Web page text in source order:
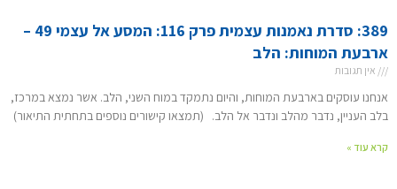
389: סדרת נאמנות עצמית פרק 116: המסע אל עצמי 49 –
ארבעת המוחות: הלב
אין תגובות
אנחנו עוסקים בארבעת המוחות, והיום נתמקד במוח השני, הלב. אשר נמצא במרכז,
בלב העניין, נדבר מהלב ונדבר אל הלב. (תמצאו קישורים נוספים בתחתית התיאור)
קרא עוד »